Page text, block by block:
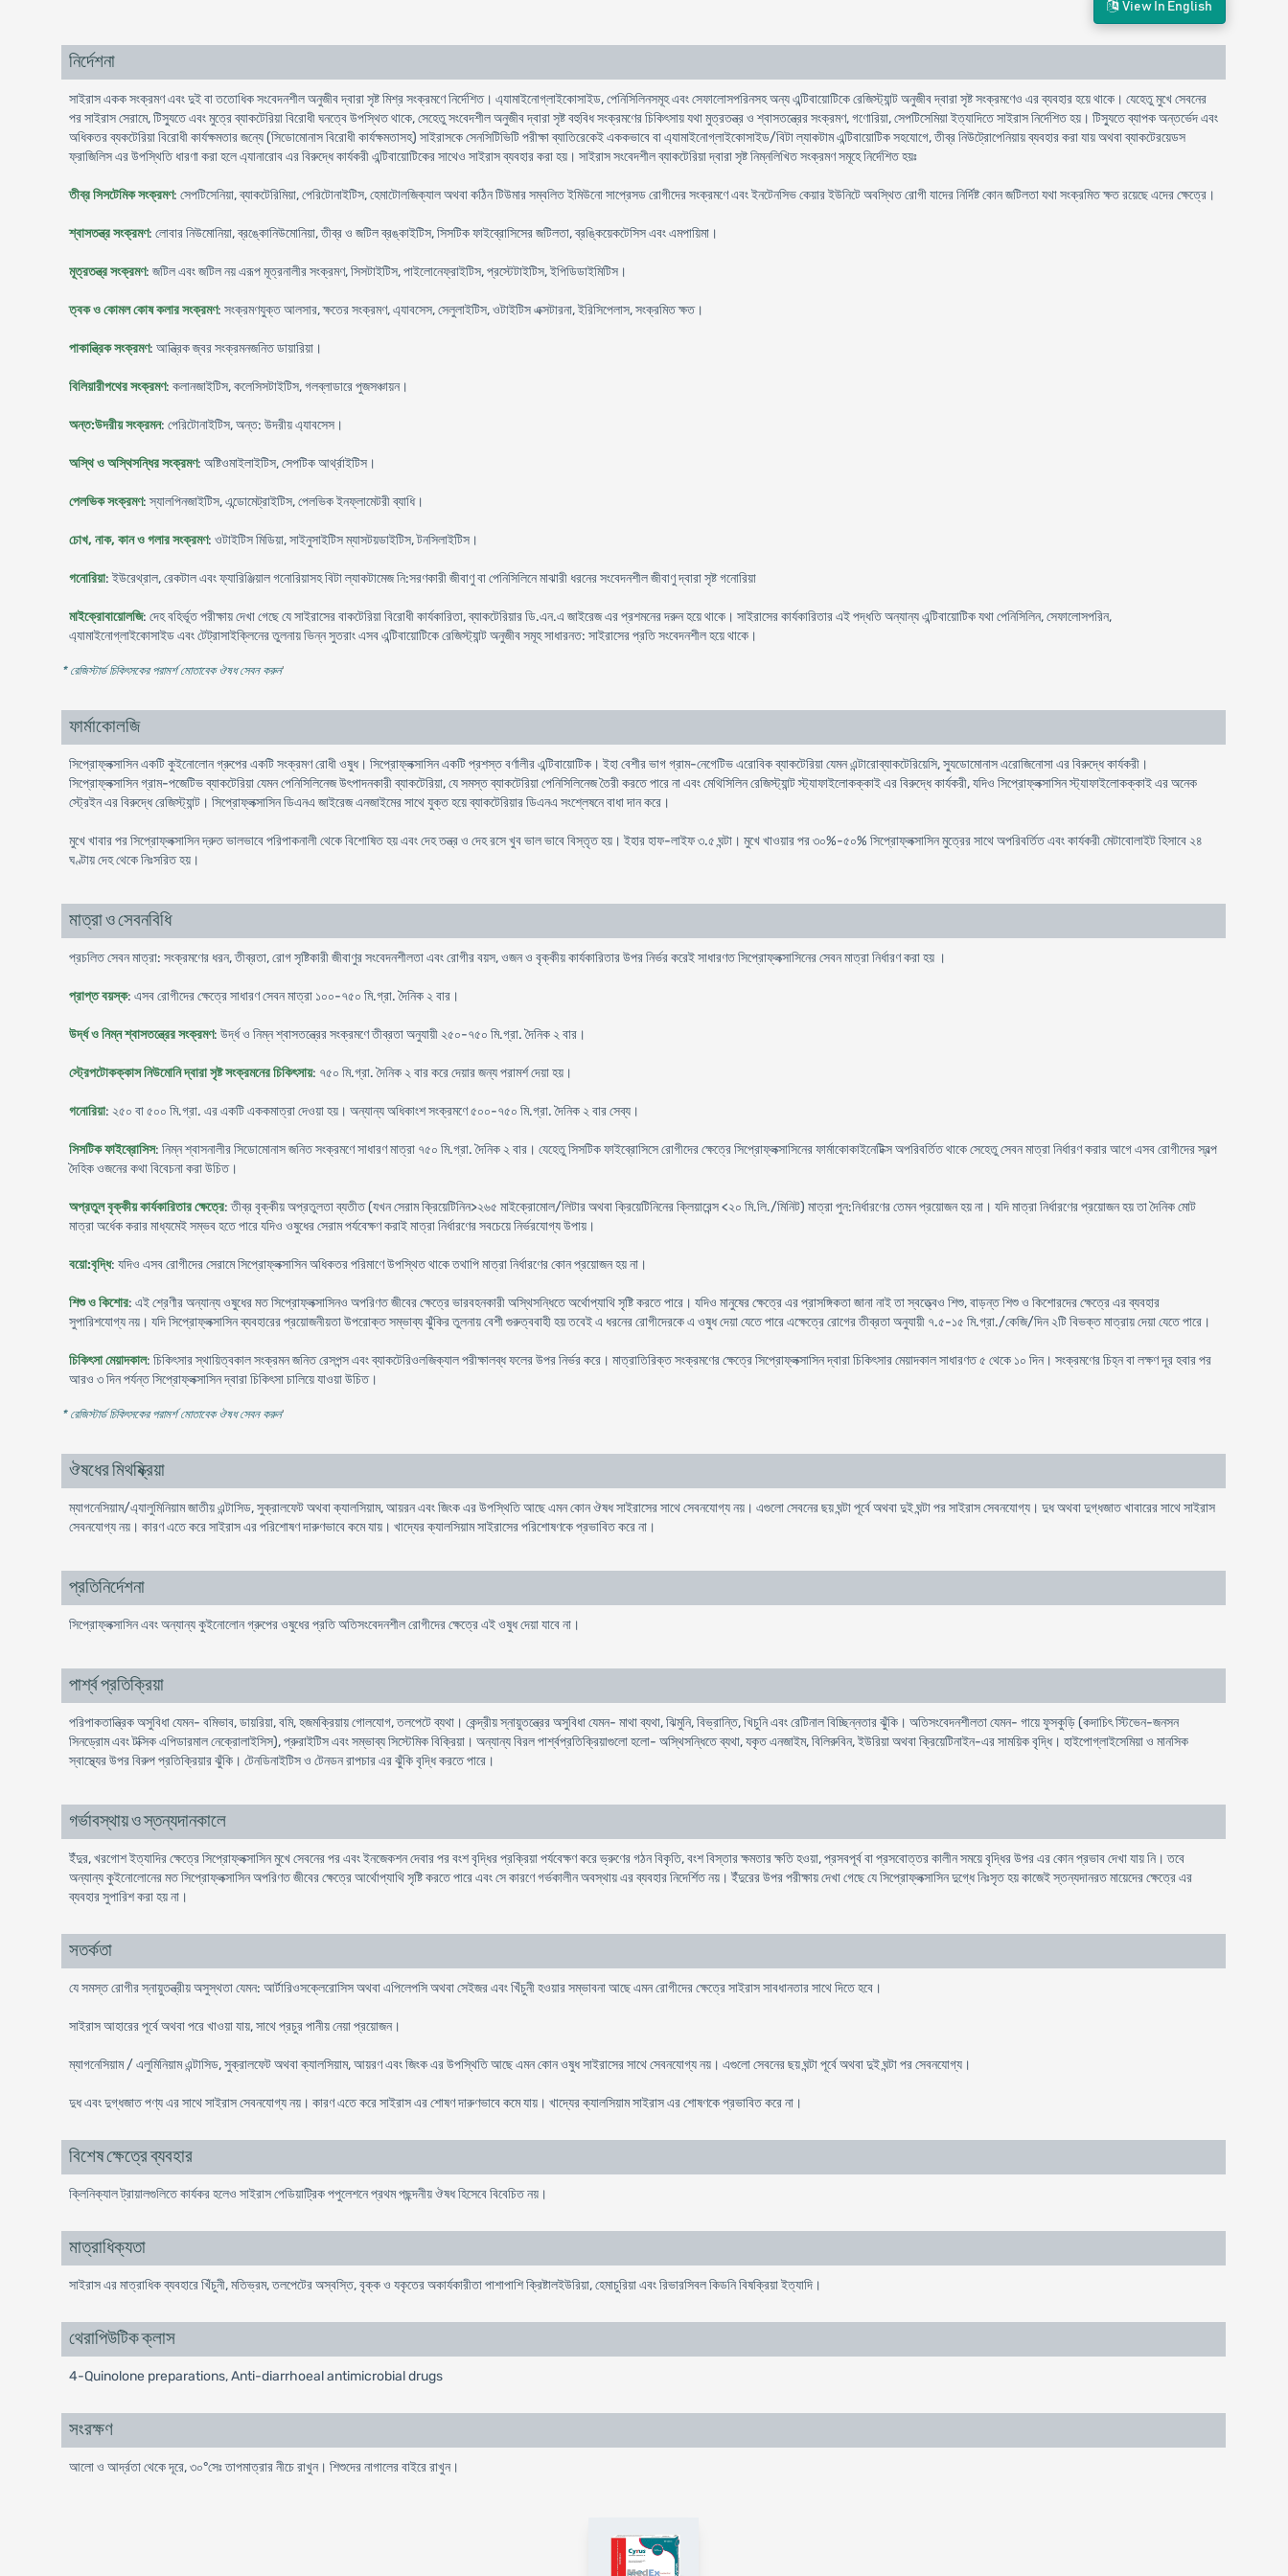
View In English
নির্দেশনা
সাইরাস একক সংক্রমণ এবং দুই বা ততোধিক সংবেদনশীল অনুজীব দ্বারা সৃষ্ট মিশ্র সংক্রমণে নির্দেশিত। এ্যামাইনোগ্লাইকোসাইড, পেনিসিলিনসমূহ এবং সেফালোসপরিনসহ অন্য এন্টিবায়োটিকে রেজিস্ট্যান্ট অনুজীব দ্বারা সৃষ্ট সংক্রমণেও এর ব্যবহার হয়ে থাকে। যেহেতু মুখে সেবনের
পর সাইরাস সেরামে, টিস্যুতে এবং মুত্রে ব্যাকটেরিয়া বিরোধী ঘনত্বে উপস্থিত থাকে, সেহেতু সংবেদশীল অনুজীব দ্বারা সৃষ্ট বহুবিধ সংক্রমণের চিকিৎসায় যথা মুত্রতন্ত্র ও শ্বাসতন্ত্রের সংক্রমণ, গণোরিয়া, সেপটিসেমিয়া ইত্যাদিতে সাইরাস নির্দেশিত হয়। টিস্যুতে ব্যাপক অন্তর্ভেদ এবং
অধিকতর ব্যকটেরিয়া বিরোধী কার্যক্ষমতার জন্যে (সিডোমোনাস বিরোধী কার্যক্ষমতাসহ) সাইরাসকে সেনসিটিভিটি পরীক্ষা ব্যাতিরেকেই এককভাবে বা এ্যামাইনোগ্লাইকোসাইড/বিটা ল্যাকটাম এন্টিবায়োটিক সহযোগে, তীব্র নিউট্রোপেনিয়ায় ব্যবহার করা যায় অথবা ব্যাকটেরয়েডস
ফ্রাজিলিস এর উপস্থিতি ধারণা করা হলে এ্যানারোব এর বিরুদ্ধে কার্যকরী এন্টিবায়োটিকের সাথেও সাইরাস ব্যবহার করা হয়। সাইরাস সংবেদশীল ব্যাকটেরিয়া দ্বারা সৃষ্ট নিম্নলিখিত সংক্রমণ সমূহে নির্দেশিত হয়ঃ
তীব্র সিসটেমিক সংক্রমণ: সেপটিসেনিয়া, ব্যাকটেরিমিয়া, পেরিটোনাইটিস, হেমাটোলজিক্যাল অথবা কঠিন টিউমার সম্বলিত ইমিউনো সাপ্রেসড রোগীদের সংক্রমণে এবং ইনটেনসিভ কেয়ার ইউনিটে অবস্থিত রোগী যাদের নির্দিষ্ট কোন জটিলতা যথা সংক্রমিত ক্ষত রয়েছে এদের ক্ষেত্রে।
শ্বাসতন্ত্র সংক্রমণ: লোবার নিউমোনিয়া, ব্রঙ্কোনিউমোনিয়া, তীব্র ও জটিল ব্রঙ্কাইটিস, সিসটিক ফাইব্রোসিসের জটিলতা, ব্রঙ্কিয়েকটেসিস এবং এমপায়িমা।
মূত্রতন্ত্র সংক্রমণ: জটিল এবং জটিল নয় এরূপ মূত্রনালীর সংক্রমণ, সিসটাইটিস, পাইলোনেফ্রাইটিস, প্রস্টেটাইটিস, ইপিডিডাইমিটিস।
ত্বক ও কোমল কোষ কলার সংক্রমণ: সংক্রমণযুক্ত আলসার, ক্ষতের সংক্রমণ, এ্যাবসেস, সেলুলাইটিস, ওটাইটিস এক্সটারনা, ইরিসিপেলাস, সংক্রমিত ক্ষত।
পাকান্ত্রিক সংক্রমণ: আন্ত্রিক জ্বর সংক্রমনজনিত ডায়ারিয়া।
বিলিয়ারীপথের সংক্রমণ: কলানজাইটিস, কলেসিসটাইটিস, গলব্লাডারে পুজসঞ্চায়ন।
অন্ত:উদরীয় সংক্রমন: পেরিটোনাইটিস, অন্ত: উদরীয় এ্যাবসেস।
অস্থি ও অস্থিসন্ধির সংক্রমণ: অষ্টিওমাইলাইটিস, সেপটিক আর্থ্রাইটিস।
পেলভিক সংক্রমণ: স্যালপিনজাইটিস, এন্ডোমেট্রাইটিস, পেলভিক ইনফ্লামেটরী ব্যাধি।
চোখ, নাক, কান ও গলার সংক্রমণ: ওটাইটিস মিডিয়া, সাইনুসাইটিস ম্যাসটয়ডাইটিস, টনসিলাইটিস।
গনোরিয়া: ইউরেথ্রাল, রেকটাল এবং ফ্যারিঞ্জিয়াল গনোরিয়াসহ বিটা ল্যাকটামেজ নি:সরণকারী জীবাণু বা পেনিসিলিনে মাঝারী ধরনের সংবেদনশীল জীবাণু দ্বারা সৃষ্ট গনোরিয়া
মাইক্রোবায়োলজি: দেহ বহির্ভূত পরীক্ষায় দেখা গেছে যে সাইরাসের বাকটেরিয়া বিরোধী কার্যকারিতা, ব্যাকটেরিয়ার ডি.এন.এ জাইরেজ এর প্রশমনের দরুন হয়ে থাকে। সাইরাসের কার্যকারিতার এই পদ্ধতি অন্যান্য এন্টিবায়োটিক যথা পেনিসিলিন, সেফালোসপরিন,
এ্যামাইনোগ্লাইকোসাইড এবং টেট্রাসাইক্লিনের তুলনায় ভিন্ন সুতরাং এসব এন্টিবায়োটিকে রেজিস্ট্যান্ট অনুজীব সমূহ সাধারনত: সাইরাসের প্রতি সংবেদনশীল হয়ে থাকে।
* রেজিস্টার্ড চিকিৎসকের পরামর্শ মোতাবেক ঔষধ সেবন করুন'
ফার্মাকোলজি
সিপ্রোফ্লক্সাসিন একটি কুইনোলোন গ্রুপের একটি সংক্রমণ রোধী ওষুধ। সিপ্রোফ্লক্সাসিন একটি প্রশস্ত বর্ণালীর এন্টিবায়োটিক। ইহা বেশীর ভাগ গ্রাম-নেগেটিভ এরোবিক ব্যাকটেরিয়া যেমন এন্টারোব্যাকটেরিয়েসি, স্যুডোমোনাস এরোজিনোসা এর বিরুদ্ধে কার্যকরী।
সিপ্রোফ্লক্সাসিন গ্রাম-পজেটিভ ব্যাকটেরিয়া যেমন পেনিসিলিনেজ উৎপাদনকারী ব্যাকটেরিয়া, যে সমস্ত ব্যাকটেরিয়া পেনিসিলিনেজ তৈরী করতে পারে না এবং মেথিসিলিন রেজিস্ট্যান্ট স্ট্যাফাইলোকক্কাই এর বিরুদ্ধে কার্যকরী, যদিও সিপ্রোফ্লক্সাসিন স্ট্যাফাইলোকক্কাই এর অনেক
স্ট্রেইন এর বিরুদ্ধে রেজিস্ট্যান্ট। সিপ্রোফ্লক্সাসিন ডিএনএ জাইরেজ এনজাইমের সাথে যুক্ত হয়ে ব্যাকটেরিয়ার ডিএনএ সংশ্লেষনে বাধা দান করে।
মুখে খাবার পর সিপ্রোফ্লক্সাসিন দ্রুত ভালভাবে পরিপাকনালী থেকে বিশোষিত হয় এবং দেহ তন্ত্র ও দেহ রসে খুব ভাল ভাবে বিস্তৃত হয়। ইহার হাফ-লাইফ ৩.৫ ঘন্টা। মুখে খাওয়ার পর ৩০%-৫০% সিপ্রোফ্লক্সাসিন মুত্রের সাথে অপরিবর্তিত এবং কার্যকরী মেটাবোলাইট হিসাবে ২৪
ঘণ্টায় দেহ থেকে নিঃসরিত হয়।
মাত্রা ও সেবনবিধি
প্রচলিত সেবন মাত্রা: সংক্রমণের ধরন, তীব্রতা, রোগ সৃষ্টিকারী জীবাণুর সংবেদনশীলতা এবং রোগীর বয়স, ওজন ও বৃক্কীয় কার্যকারিতার উপর নির্ভর করেই সাধারণত সিপ্রোফ্লক্সাসিনের সেবন মাত্রা নির্ধারণ করা হয় ।
প্রাপ্ত বয়স্ক: এসব রোগীদের ক্ষেত্রে সাধারণ সেবন মাত্রা ১০০-৭৫০ মি.গ্রা. দৈনিক ২ বার।
উর্দ্ধ ও নিম্ন শ্বাসতন্ত্রের সংক্রমণ: উর্দ্ধ ও নিম্ন শ্বাসতন্ত্রের সংক্রমণে তীব্রতা অনুযায়ী ২৫০-৭৫০ মি.গ্রা. দৈনিক ২ বার।
স্ট্রেপটোকক্কাস নিউমোনি দ্বারা সৃষ্ট সংক্রমনের চিকিৎসায়: ৭৫০ মি.গ্রা. দৈনিক ২ বার করে দেয়ার জন্য পরামর্শ দেয়া হয়।
গনোরিয়া: ২৫০ বা ৫০০ মি.গ্রা. এর একটি এককমাত্রা দেওয়া হয়। অন্যান্য অধিকাংশ সংক্রমণে ৫০০-৭৫০ মি.গ্রা. দৈনিক ২ বার সেব্য।
সিসটিক ফাইব্রোসিস: নিম্ন শ্বাসনালীর সিডোমোনাস জনিত সংক্রমণে সাধারণ মাত্রা ৭৫০ মি.গ্রা. দৈনিক ২ বার। যেহেতু সিসটিক ফাইব্রোসিসে রোগীদের ক্ষেত্রে সিপ্রোফ্লক্সাসিনের ফার্মাকোকাইনেটিক্স অপরিবর্তিত থাকে সেহেতু সেবন মাত্রা নির্ধারণ করার আগে এসব রোগীদের স্বল্প
দৈহিক ওজনের কথা বিবেচনা করা উচিত।
অপ্রতুল বৃক্কীয় কার্যকারিতার ক্ষেত্রে: তীব্র বৃক্কীয় অপ্রতুলতা ব্যতীত (যখন সেরাম ক্রিয়েটিনিন>২৬৫ মাইক্রোমোল/লিটার অথবা ক্রিয়েটিনিনের ক্লিয়ারেন্স <২০ মি.লি./মিনিট) মাত্রা পুন:নির্ধারণের তেমন প্রয়োজন হয় না। যদি মাত্রা নির্ধারণের প্রয়োজন হয় তা দৈনিক মোট
মাত্রা অর্ধেক করার মাধ্যমেই সম্ভব হতে পারে যদিও ওষুধের সেরাম পর্যবেক্ষণ করাই মাত্রা নির্ধারণের সবচেয়ে নির্ভরযোগ্য উপায়।
বয়ো:বৃদ্ধি: যদিও এসব রোগীদের সেরামে সিপ্রোফ্লক্সাসিন অধিকতর পরিমাণে উপস্থিত থাকে তথাপি মাত্রা নির্ধারণের কোন প্রয়োজন হয় না।
শিশু ও কিশোর: এই শ্রেণীর অন্যান্য ওষুধের মত সিপ্রোফ্লক্সাসিনও অপরিণত জীবের ক্ষেত্রে ভারবহনকারী অস্থিসন্ধিতে অর্থোপ্যাথি সৃষ্টি করতে পারে। যদিও মানুষের ক্ষেত্রে এর প্রাসঙ্গিকতা জানা নাই তা স্বত্ত্বেও শিশু, বাড়ন্ত শিশু ও কিশোরদের ক্ষেত্রে এর ব্যবহার
সুপারিশযোগ্য নয়। যদি সিপ্রোফ্লক্সাসিন ব্যবহারের প্রয়োজনীয়তা উপরোক্ত সম্ভাব্য ঝুঁকির তুলনায় বেশী গুরুত্ববাহী হয় তবেই এ ধরনের রোগীদেরকে এ ওষুধ দেয়া যেতে পারে এক্ষেত্রে রোগের তীব্রতা অনুযায়ী ৭.৫-১৫ মি.গ্রা./কেজি/দিন ২টি বিভক্ত মাত্রায় দেয়া যেতে পারে।
চিকিৎসা মেয়াদকাল: চিকিৎসার স্থায়িত্বকাল সংক্রমন জনিত রেসপন্স এবং ব্যাকটেরিওলজিক্যাল পরীক্ষালব্ধ ফলের উপর নির্ভর করে। মাত্রাতিরিক্ত সংক্রমণের ক্ষেত্রে সিপ্রোফ্লক্সাসিন দ্বারা চিকিৎসার মেয়াদকাল সাধারণত ৫ থেকে ১০ দিন। সংক্রমণের চিহ্ন বা লক্ষণ দূর হবার পর
আরও ৩ দিন পর্যন্ত সিপ্রোফ্লক্সাসিন দ্বারা চিকিৎসা চালিয়ে যাওয়া উচিত।
* রেজিস্টার্ড চিকিৎসকের পরামর্শ মোতাবেক ঔষধ সেবন করুন'
ঔষধের মিথষ্ক্রিয়া
ম্যাগনেসিয়াম/এ্যালুমিনিয়াম জাতীয় এন্টাসিড, সুক্রালফেট অথবা ক্যালসিয়াম, আয়রন এবং জিংক এর উপস্থিতি আছে এমন কোন ঔষধ সাইরাসের সাথে সেবনযোগ্য নয়। এগুলো সেবনের ছয় ঘন্টা পূর্বে অথবা দুই ঘন্টা পর সাইরাস সেবনযোগ্য। দুধ অথবা দুগ্ধজাত খাবারের সাথে সাইরাস
সেবনযোগ্য নয়। কারণ এতে করে সাইরাস এর পরিশোষণ দারুণভাবে কমে যায়। খাদ্যের ক্যালসিয়াম সাইরাসের পরিশোষণকে প্রভাবিত করে না।
প্রতিনির্দেশনা
সিপ্রোফ্লক্সাসিন এবং অন্যান্য কুইনোলোন গ্রুপের ওষুধের প্রতি অতিসংবেদনশীল রোগীদের ক্ষেত্রে এই ওষুধ দেয়া যাবে না।
পার্শ্ব প্রতিক্রিয়া
পরিপাকতান্ত্রিক অসুবিধা যেমন- বমিভাব, ডায়রিয়া, বমি, হজমক্রিয়ায় গোলযোগ, তলপেটে ব্যথা। কেন্দ্রীয় স্নায়ুতন্ত্রের অসুবিধা যেমন- মাথা ব্যথা, ঝিমুনি, বিভ্রান্তি, খিচুনি এবং রেটিনাল বিচ্ছিন্নতার ঝুঁকি। অতিসংবেদনশীলতা যেমন- গায়ে ফুসকুড়ি (কদাচিৎ স্টিভেন-জনসন
সিনড্রোম এবং টক্সিক এপিডারমাল নেক্রোলাইসিস), প্রুরাইটিস এবং সম্ভাব্য সিস্টেমিক বিক্রিয়া। অন্যান্য বিরল পার্শ্বপ্রতিক্রিয়াগুলো হলো- অস্থিসন্ধিতে ব্যথা, যকৃত এনজাইম, বিলিরুবিন, ইউরিয়া অথবা ক্রিয়েটিনাইন-এর সাময়িক বৃদ্ধি। হাইপোগ্লাইসেমিয়া ও মানসিক
স্বাস্থ্যের উপর বিরুপ প্রতিক্রিয়ার ঝুঁকি। টেনডিনাইটিস ও টেনডন রাপচার এর ঝুঁকি বৃদ্ধি করতে পারে।
গর্ভাবস্থায় ও স্তন্যদানকালে
ইঁদুর, খরগোশ ইত্যাদির ক্ষেত্রে সিপ্রোফ্লক্সাসিন মুখে সেবনের পর এবং ইনজেকশন দেবার পর বংশ বৃদ্ধির প্রক্রিয়া পর্যবেক্ষণ করে ভ্রুণের গঠন বিকৃতি, বংশ বিস্তার ক্ষমতার ক্ষতি হওয়া, প্রসবপূর্ব বা প্রসবোত্তর কালীন সময়ে বৃদ্ধির উপর এর কোন প্রভাব দেখা যায় নি। তবে
অন্যান্য কুইনোলোনের মত সিপ্রোফ্লক্সাসিন অপরিণত জীবের ক্ষেত্রে আর্থোপ্যাথি সৃষ্টি করতে পারে এবং সে কারণে গর্ভকালীন অবস্থায় এর ব্যবহার নিদের্শিত নয়। ইঁদুরের উপর পরীক্ষায় দেখা গেছে যে সিপ্রোফ্লক্সাসিন দুগ্ধে নিঃসৃত হয় কাজেই স্তন্যদানরত মায়েদের ক্ষেত্রে এর
ব্যবহার সুপারিশ করা হয় না।
সতর্কতা
যে সমস্ত রোগীর স্নায়ুতন্ত্রীয় অসুস্থতা যেমন: আর্টারিওসক্লেরোসিস অথবা এপিলেপসি অথবা সেইজর এবং খিঁচুনী হওয়ার সম্ভাবনা আছে এমন রোগীদের ক্ষেত্রে সাইরাস সাবধানতার সাথে দিতে হবে।
সাইরাস আহারের পূর্বে অথবা পরে খাওয়া যায়, সাথে প্রচুর পানীয় নেয়া প্রয়োজন।
ম্যাগনেসিয়াম / এলুমিনিয়াম এন্টাসিড, সুক্রালফেট অথবা ক্যালসিয়াম, আয়রণ এবং জিংক এর উপস্থিতি আছে এমন কোন ওষুধ সাইরাসের সাথে সেবনযোগ্য নয়। এগুলো সেবনের ছয় ঘন্টা পূর্বে অথবা দুই ঘন্টা পর সেবনযোগ্য।
দুধ এবং দুগ্ধজাত পণ্য এর সাথে সাইরাস সেবনযোগ্য নয়। কারণ এতে করে সাইরাস এর শোষণ দারুণভাবে কমে যায়। খাদ্যের ক্যালসিয়াম সাইরাস এর শোষণকে প্রভাবিত করে না।
বিশেষ ক্ষেত্রে ব্যবহার
ক্লিনিক্যাল ট্রায়ালগুলিতে কার্যকর হলেও সাইরাস পেডিয়াট্রিক পপুলেশনে প্রথম পছন্দনীয় ঔষধ হিসেবে বিবেচিত নয়।
মাত্রাধিক্যতা
সাইরাস এর মাত্রাধিক ব্যবহারে খিঁচুনী, মতিভ্রম, তলপেটের অস্বস্তি, বৃক্ক ও যকৃতের অকার্যকারীতা পাশাপাশি ক্রিষ্টালইউরিয়া, হেমাচুরিয়া এবং রিভারসিবল কিডনি বিষক্রিয়া ইত্যাদি।
থেরাপিউটিক ক্লাস
4-Quinolone preparations, Anti-diarrhoeal antimicrobial drugs
সংরক্ষণ
আলো ও আর্দ্রতা থেকে দূরে, ৩০°সেঃ তাপমাত্রার নীচে রাখুন। শিশুদের নাগালের বাইরে রাখুন।